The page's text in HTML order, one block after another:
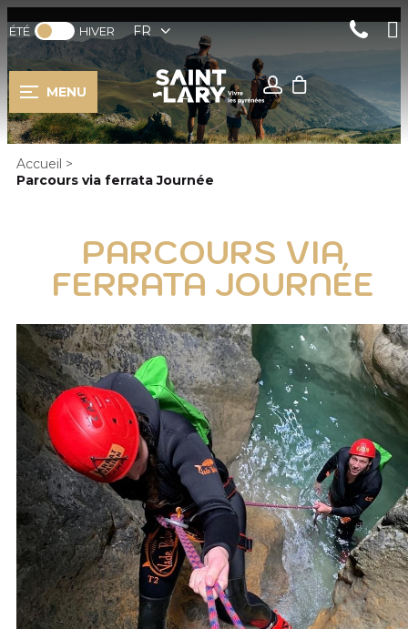
ÉTÉ HIVER FR
MENU
Accueil >
Parcours via ferrata Journée
PARCOURS VIA
FERRATA JOURNÉE